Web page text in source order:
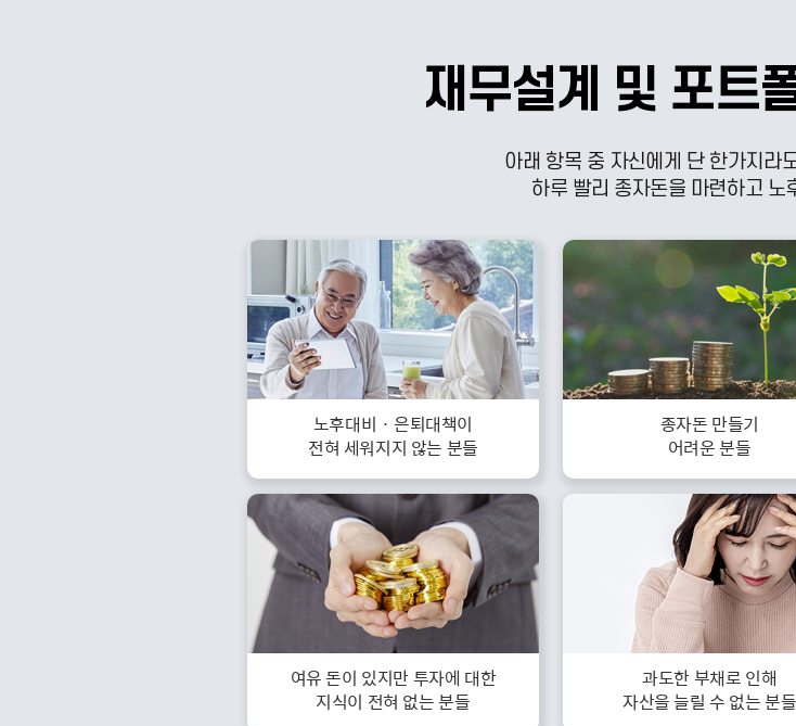
재무설계 및 포트
아래 항목 중 자신에게 단 한가지라
하루 빨리 종자돈을 마련하고 노
노후대비 · 은퇴대책이
전혀 세워지지 않는 분들
종자돈 만들기
어려운 분들
여유 돈이 있지만 투자에 대한
지식이 전혀 없는 분들
과도한 부채로 인해
자산을 늘릴 수 없는 분들